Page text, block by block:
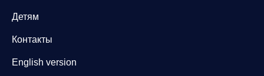
Детям
Контакты
English version